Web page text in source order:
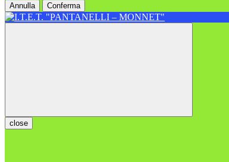
Annulla Conferma
close